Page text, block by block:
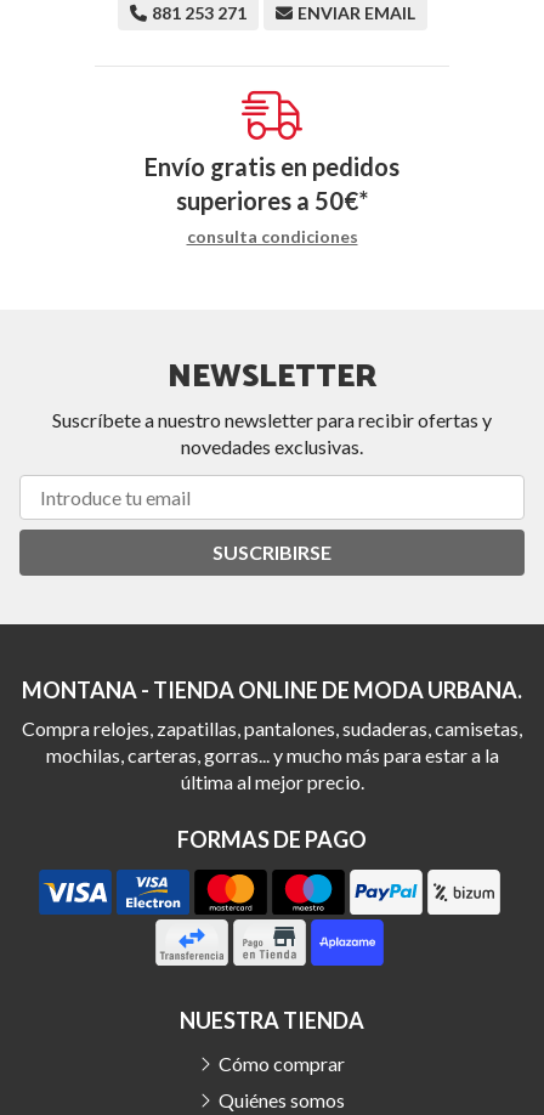
881 253 271 ENVIAR EMAIL
Envío gratis en pedidos
superiores a 50€*
consulta condiciones
NEWSLETTER
Suscríbete a nuestro newsletter para recibir ofertas y
novedades exclusivas.
SUSCRIBIRSE
MONTANA - TIENDA ONLINE DE MODA URBANA.
Compra relojes, zapatillas, pantalones, sudaderas, camisetas,
mochilas, carteras, gorras... y mucho más para estar a la
última al mejor precio.
FORMAS DE PAGO
NUESTRA TIENDA
Cómo comprar
Quiénes somos